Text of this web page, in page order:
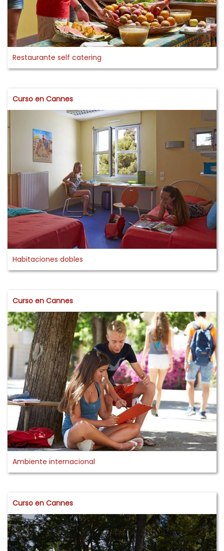
Restaurante self catering
Curso en Cannes
Habitaciones dobles
Curso en Cannes
Ambiente internacional
Curso en Cannes